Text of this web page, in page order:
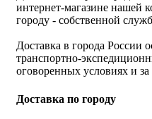
интернет-магазине нашей
городу - собственной
Доставка в города России
транспортно-
оговоренных условиях и за
Доставка по городу